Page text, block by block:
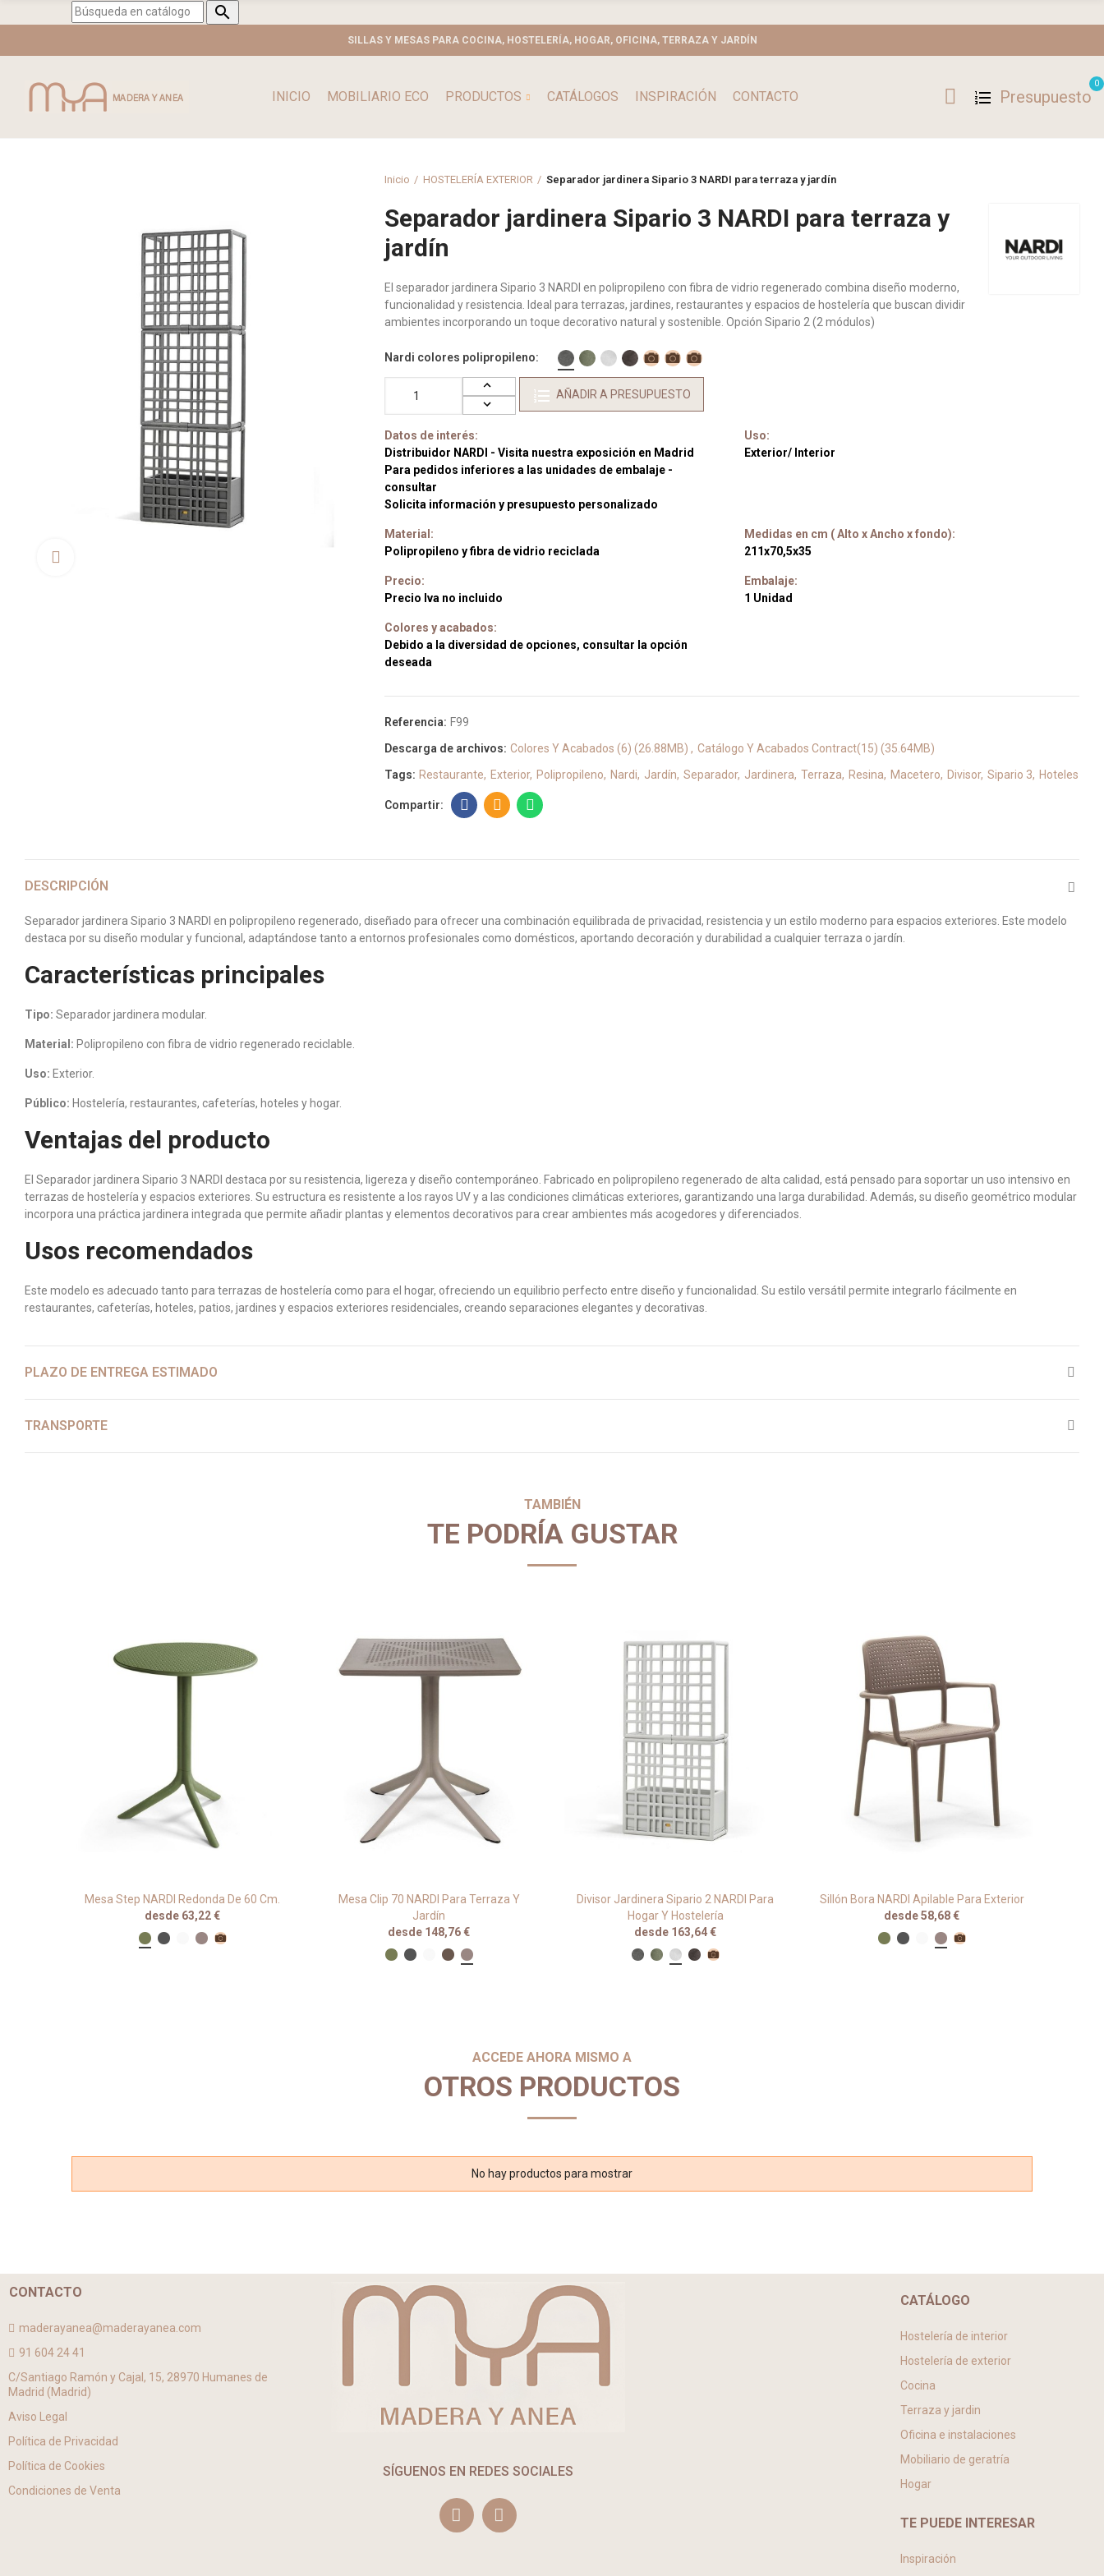

SILLAS Y MESAS PARA COCINA, HOSTELERÍA, HOGAR, OFICINA, TERRAZA Y JARDÍN
INICIO MOBILIARIO ECO PRODUCTOS CATÁLOGOS INSPIRACIÓN CONTACTO Presupuesto
0
Inicio HOSTELERÍA EXTERIOR Separador jardinera Sipario 3 NARDI para terraza y jardín
Separador jardinera Sipario 3 NARDI para terraza y
jardín
El separador jardinera Sipario 3 NARDI en polipropileno con fibra de vidrio regenerado combina diseño moderno,
funcionalidad y resistencia. Ideal para terrazas, jardines, restaurantes y espacios de hostelería que buscan dividir
ambientes incorporando un toque decorativo natural y sostenible. Opción Sipario 2 (2 módulos)
Nardi colores polipropileno
AÑADIR A PRESUPUESTO
Datos de interés:
Distribuidor NARDI - Visita nuestra exposición en Madrid
Para pedidos inferiores a las unidades de embalaje -
consultar
Solicita información y presupuesto personalizado
Uso:
Exterior/ Interior
Material:
Polipropileno y fibra de vidrio reciclada
Medidas en cm ( Alto x Ancho x fondo):
211x70,5x35
Precio:
Precio Iva no incluido
Embalaje:
1 Unidad
Colores y acabados:
Debido a la diversidad de opciones, consultar la opción
deseada
Referencia: F99
Descarga de archivos: Colores Y Acabados (6) (26.88MB)
Catálogo Y Acabados Contract(15) (35.64MB)
Tags: Restaurante Exterior Polipropileno Nardi Jardín Separador Jardinera Terraza Resina Macetero Divisor Sipario 3 Hoteles
DESCRIPCIÓN
Separador jardinera Sipario 3 NARDI en polipropileno regenerado, diseñado para ofrecer una combinación equilibrada de privacidad, resistencia y un estilo moderno para espacios exteriores. Este modelo
destaca por su diseño modular y funcional, adaptándose tanto a entornos profesionales como domésticos, aportando decoración y durabilidad a cualquier terraza o jardín.
Características principales
Tipo: Separador jardinera modular.
Material: Polipropileno con fibra de vidrio regenerado reciclable.
Uso: Exterior.
Público: Hostelería, restaurantes, cafeterías, hoteles y hogar.
Ventajas del producto
El Separador jardinera Sipario 3 NARDI destaca por su resistencia, ligereza y diseño contemporáneo. Fabricado en polipropileno regenerado de alta calidad, está pensado para soportar un uso intensivo en
terrazas de hostelería y espacios exteriores. Su estructura es resistente a los rayos UV y a las condiciones climáticas exteriores, garantizando una larga durabilidad. Además, su diseño geométrico modular
incorpora una práctica jardinera integrada que permite añadir plantas y elementos decorativos para crear ambientes más acogedores y diferenciados.
Usos recomendados
Este modelo es adecuado tanto para terrazas de hostelería como para el hogar, ofreciendo un equilibrio perfecto entre diseño y funcionalidad. Su estilo versátil permite integrarlo fácilmente en
restaurantes, cafeterías, hoteles, patios, jardines y espacios exteriores residenciales, creando separaciones elegantes y decorativas.
PLAZO DE ENTREGA ESTIMADO
TRANSPORTE
TAMBIÉN
TE PODRÍA GUSTAR
Mesa Step NARDI Redonda De 60 Cm.
desde 63,22 €
Mesa Clip 70 NARDI Para Terraza Y
Jardín
desde 148,76 €
Divisor Jardinera Sipario 2 NARDI Para
Hogar Y Hostelería
desde 163,64 €
Sillón Bora NARDI Apilable Para Exterior
desde 58,68 €
ACCEDE AHORA MISMO A
OTROS PRODUCTOS
No hay productos para mostrar
CONTACTO
maderayanea@maderayanea.com
91 604 24 41
C/Santiago Ramón y Cajal, 15, 28970 Humanes de
Madrid (Madrid)
Aviso Legal
Política de Privacidad
Política de Cookies
Condiciones de Venta
SÍGUENOS EN REDES SOCIALES
CATÁLOGO
Hostelería de interior
Hostelería de exterior
Cocina
Terraza y jardin
Oficina e instalaciones
Mobiliario de geratría
Hogar
TE PUEDE INTERESAR
Inspiración